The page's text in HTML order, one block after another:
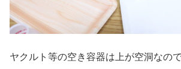
ヤクルト等の空き容器は上が空洞なの